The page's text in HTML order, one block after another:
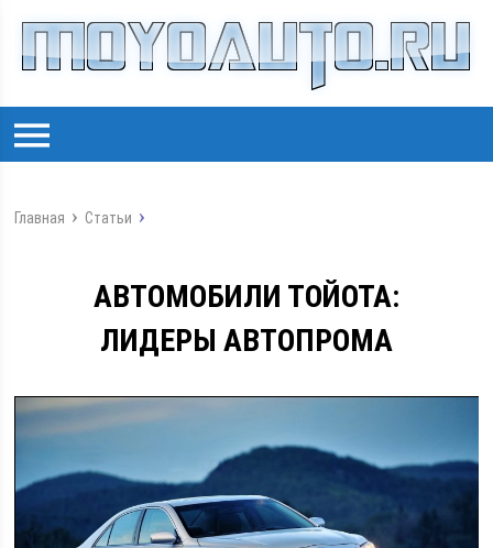
Главная Статьи
АВТОМОБИЛИ ТОЙОТА:
ЛИДЕРЫ АВТОПРОМА